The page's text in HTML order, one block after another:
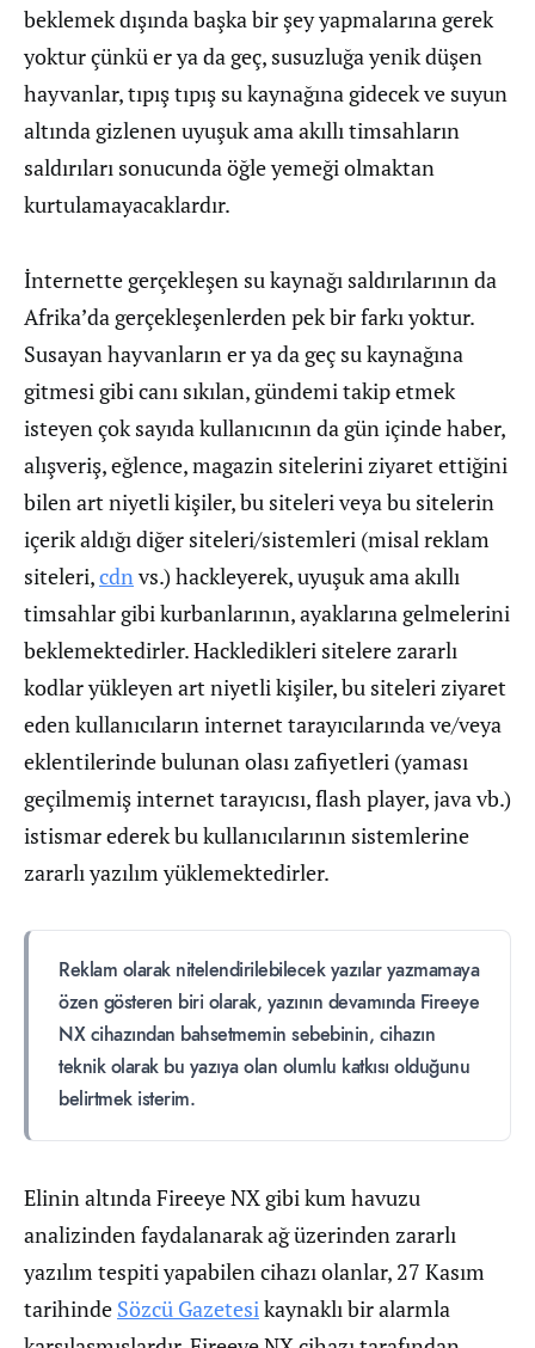
beklemek dışında başka bir şey yapmalarına gerek
yoktur çünkü er ya da geç, susuzluğa yenik düşen
hayvanlar, tıpış tıpış su kaynağına gidecek ve suyun
altında gizlenen uyuşuk ama akıllı timsahların
saldırıları sonucunda öğle yemeği olmaktan
kurtulamayacaklardır.
İnternette gerçekleşen su kaynağı saldırılarının da
Afrika’da gerçekleşenlerden pek bir farkı yoktur.
Susayan hayvanların er ya da geç su kaynağına
gitmesi gibi canı sıkılan, gündemi takip etmek
isteyen çok sayıda kullanıcının da gün içinde haber,
alışveriş, eğlence, magazin sitelerini ziyaret ettiğini
bilen art niyetli kişiler, bu siteleri veya bu sitelerin
içerik aldığı diğer siteleri/sistemleri (misal reklam
siteleri,cdnvs.) hackleyerek, uyuşuk ama akıllı
timsahlar gibi kurbanlarının, ayaklarına gelmelerini
beklemektedirler. Hackledikleri sitelere zararlı
kodlar yükleyen art niyetli kişiler, bu siteleri ziyaret
eden kullanıcıların internet tarayıcılarında ve/veya
eklentilerinde bulunan olası zafiyetleri (yaması
geçilmemiş internet tarayıcısı, flash player, java vb.)
istismar ederek bu kullanıcılarının sistemlerine
zararlı yazılım yüklemektedirler.
Reklam olarak nitelendirilebilecek yazılar yazmamaya
özen gösteren biri olarak, yazının devamında Fireeye
NX cihazından bahsetmemin sebebinin, cihazın
teknik olarak bu yazıya olan olumlu katkısı olduğunu
belirtmek isterim.
Elinin altında Fireeye NX gibi kum havuzu
analizinden faydalanarak ağ üzerinden zararlı
yazılım tespiti yapabilen cihazı olanlar, 27 Kasım
tarihinde Sözcü Gazetesikaynaklı bir alarmla